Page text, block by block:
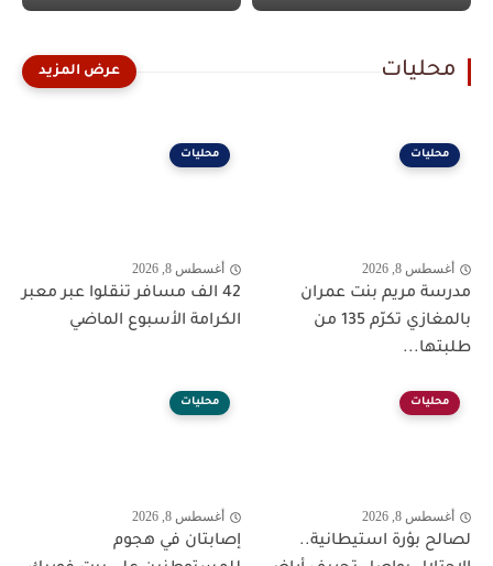
محليات
محليات
أغسطس 8, 2026
مدرسة مريم بنت عمران
بالمغازي تكرّم 135 من
طلبتها...
محليات
أغسطس 8, 2026
42 الف مسافر تنقلوا عبر معبر
الكرامة الأسبوع الماضي
محليات
أغسطس 8, 2026
لصالح بؤرة استيطانية..
محليات
أغسطس 8, 2026
إصابتان في هجوم